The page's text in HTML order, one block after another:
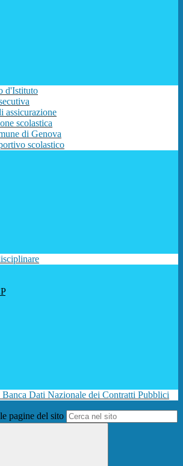
d'Istituto
assicurazione
scolastica
di Genova
scolastico
Dati Nazionale dei Contratti Pubblici
pagine del sito